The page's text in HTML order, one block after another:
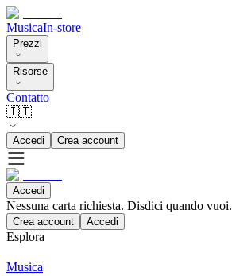
MusicaIn-store
Prezzi
Risorse
Contatto
🇮🇹
Accedi Crea account
Accedi
Nessuna carta richiesta. Disdici quando vuoi.
Crea account Accedi
Esplora
Musica